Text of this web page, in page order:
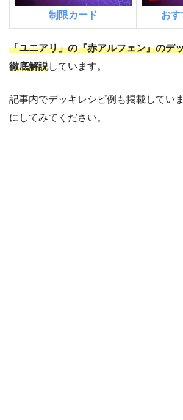
制限カード おす
「ユニアリ」の『赤アルフェン』のデ
徹底解説しています。
記事内でデッキレシピ例も掲載してい
にしてみてください。